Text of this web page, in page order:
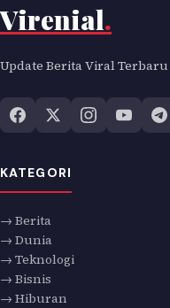
Virenial.
Update Berita Viral Terbaru
KATEGORI
→ Berita
→ Dunia
→ Teknologi
→ Bisnis
→ Hiburan